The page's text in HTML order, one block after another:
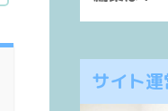
サイト